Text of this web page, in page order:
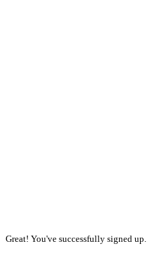
Great! You've successfully signed up.